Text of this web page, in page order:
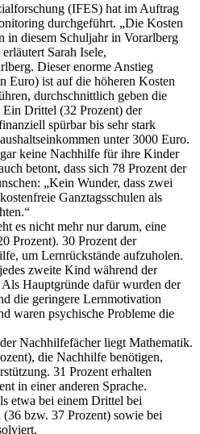
(IFES) hat im Auftrag
durchgeführt. „Die Kosten
in diesem Schuljahr in Vorarlberg
Sarah Isele,
Dieser enorme Anstieg
Euro) ist auf die höheren Kosten
durchschnittlich geben die
Drittel (32 Prozent) der
spürbar bis sehr stark
unter 3000 Euro.
keine Nachhilfe für ihre Kinder
betont, dass sich 78 Prozent der
„Kein Wunder, dass zwei
Ganztagsschulen als
es nicht mehr nur darum, eine
Prozent). 30 Prozent der
um Lernrückstände aufzuholen.
zweite Kind während der
Hauptgründe dafür wurden der
die geringere Lernmotivation
waren psychische Probleme die
Nachhilfefächer liegt Mathematik.
die Nachhilfe benötigen,
31 Prozent erhalten
in einer anderen Sprache.
etwa bei einem Drittel bei
bzw. 37 Prozent) sowie bei